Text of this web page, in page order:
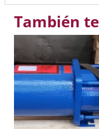
También